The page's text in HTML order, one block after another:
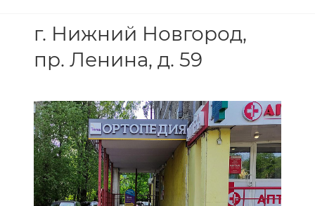
г. Нижний Новгород,
пр. Ленина, д. 59